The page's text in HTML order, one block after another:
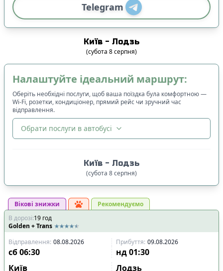
Telegram
Київ - Лодзь
(субота 8серпня)
Налаштуйте ідеальний маршрут:
Оберіть необхідні послуги, щоб ваша поїздка була комфортною —
Wi-Fi, розетки, кондиціонер, прямий рейс чи зручний час
відправлення.
Обрати послуги в автобусі
Спочатку дешевші
Час відправлення
Спочатку ранні
Спочатку вечірні
Час прибуття
Київ - Лодзь
(субота 8серпня)
Вікові знижки
Рекомендуємо
В дорозі:19 год
Golden + Trans
Відправлення: 08.08.2026 Прибуття: 09.08.2026
сб06:30 нд 01:30
Київ
Лодзь